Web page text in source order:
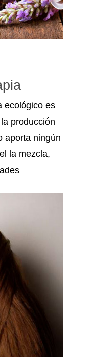
ecológico es
producción
aporta ningún
la mezcla,